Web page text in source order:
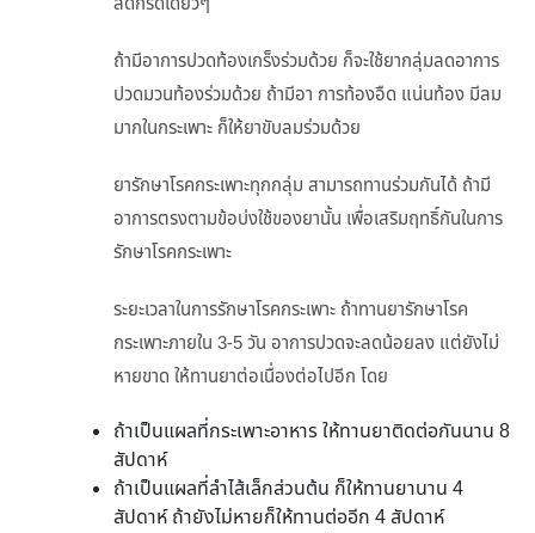
ถ้ามีอาการปวดท้องเกร็งร่วมด้วย ก็จะใช้ยากลุ่มลดอาการ
ปวดมวนท้องร่วมด้วย ถ้ามีอา การท้องอืด แน่นท้อง มีลม
มากในกระเพาะ ก็ให้ยาขับลมร่วมด้วย
ยารักษาโรคกระเพาะทุกกลุ่ม สามารถทานร่วมกันได้ ถ้ามี
อาการตรงตามข้อบ่งใช้ของยานั้น เพื่อเสริมฤทธิ์กันในการ
รักษาโรคกระเพาะ
ระยะเวลาในการรักษาโรคกระเพาะ ถ้าทานยารักษาโรค
กระเพาะภายใน 3-5 วัน อาการปวดจะลดน้อยลง แต่ยังไม่
หายขาด ให้ทานยาต่อเนื่องต่อไปอีก โดย
ถ้าเป็นแผลที่กระเพาะอาหาร ให้ทานยาติดต่อกันนาน 8
สัปดาห์
ถ้าเป็นแผลที่ลำไส้เล็กส่วนต้น ก็ให้ทานยานาน 4
สัปดาห์ ถ้ายังไม่หายก็ให้ทานต่ออีก 4 สัปดาห์